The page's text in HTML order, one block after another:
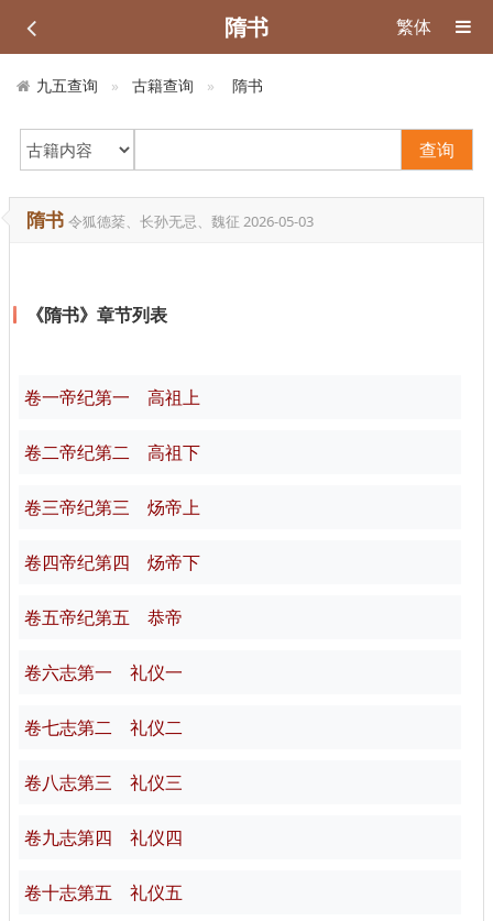
隋书 繁体
九五查询 古籍查询 隋书
查询
隋书 令狐德棻、长孙无忌、魏征 2026-05-03
《隋书》章节列表
卷一帝纪第一 高祖上
卷二帝纪第二 高祖下
卷三帝纪第三 炀帝上
卷四帝纪第四 炀帝下
卷五帝纪第五 恭帝
卷六志第一 礼仪一
卷七志第二 礼仪二
卷八志第三 礼仪三
卷九志第四 礼仪四
卷十志第五 礼仪五